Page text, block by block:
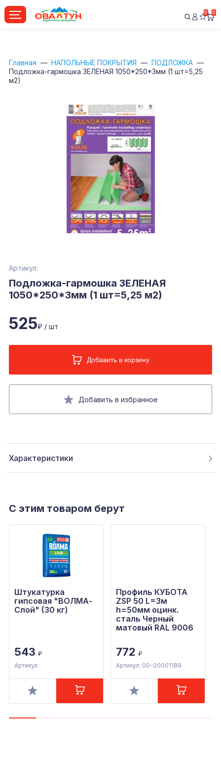
0 0
Главная НАПОЛЬНЫЕ ПОКРЫТИЯ
ПОДЛОЖКА
Подложка-гармошка ЗЕЛЕНАЯ 1050*250*3мм (1 шт=5,25
м2)
Артикул:
Подложка-гармошка ЗЕЛЕНАЯ
1050*250*3мм (1 шт=5,25 м2)
525₽ / шт
Добавить в корзину
Добавить в избранное
Характеристики
С этим товаром берут
Штукатурка
гипсовая "ВОЛМА-
Слой" (30 кг)
543 ₽
Артикул:
Профиль КУБОТА
ZSP 50 L=3м
h=50мм оцинк.
сталь Черный
матовый RAL 9006
772 ₽
Артикул: 00-00001189